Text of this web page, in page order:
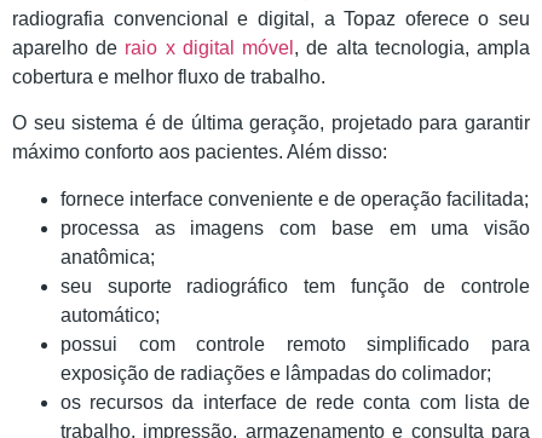
radiografia convencional e digital, a Topaz oferece o seu
aparelho de raio x digital móvel , de alta tecnologia, ampla
cobertura e melhor fluxo de trabalho.
O seu sistema é de última geração, projetado para garantir
máximo conforto aos pacientes. Além disso:
fornece interface conveniente e de operação facilitada;
processa as imagens com base em uma visão
anatômica;
seu suporte radiográfico tem função de controle
automático;
possui com controle remoto simplificado para
exposição de radiações e lâmpadas do colimador;
os recursos da interface de rede conta com lista de
trabalho, impressão, armazenamento e consulta para